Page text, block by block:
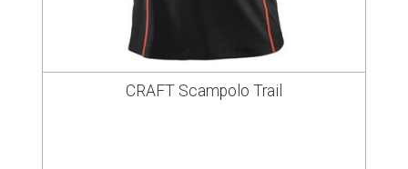
CRAFT Scampolo Trail